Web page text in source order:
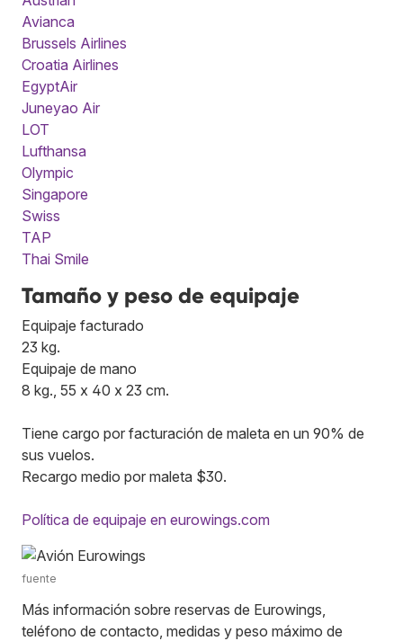
Avianca
Brussels Airlines
Croatia Airlines
EgyptAir
Juneyao Air
LOT
Lufthansa
Olympic
Singapore
Swiss
TAP
Thai Smile
Tamaño y peso de equipaje
Equipaje facturado
23 kg.
Equipaje de mano
8 kg., 55 x 40 x 23 cm.
Tiene cargo por facturación de maleta en un 90% de
sus vuelos.
Recargo medio por maleta $30.
Política de equipaje en eurowings.com
fuente
Más información sobre reservas de Eurowings,
teléfono de contacto, medidas y peso máximo de